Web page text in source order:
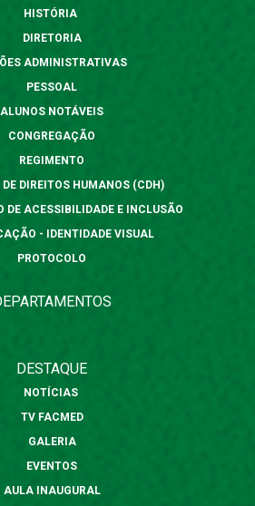
HISTÓRIA
DIRETORIA
ADMINISTRATIVAS
PESSOAL
ALUNOS NOTÁVEIS
CONGREGAÇÃO
REGIMENTO
DIREITOS HUMANOS (CDH)
DE ACESSIBILIDADE E INCLUSÃO
- IDENTIDADE VISUAL
PROTOCOLO
DESTAQUE
NOTÍCIAS
TV FACMED
GALERIA
EVENTOS
AULA INAUGURAL